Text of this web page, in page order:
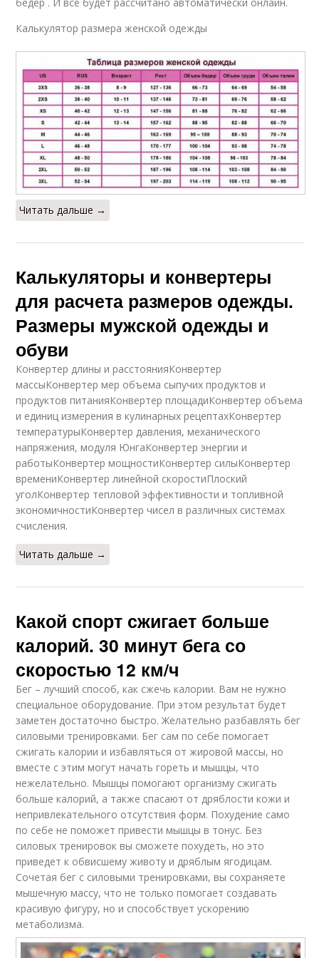
Калькулятор размера женской одежды
Читать дальше →
Калькуляторы и конвертеры
для расчета размеров одежды.
Размеры мужской одежды и
обуви
Конвертер длины и расстоянияКонвертер
массыКонвертер мер объема сыпучих продуктов и
продуктов питанияКонвертер площадиКонвертер объема
и единиц измерения в кулинарных рецептахКонвертер
температурыКонвертер давления, механического
напряжения, модуля ЮнгаКонвертер энергии и
работыКонвертер мощностиКонвертер силыКонвертер
времениКонвертер линейной скоростиПлоский
уголКонвертер тепловой эффективности и топливной
экономичностиКонвертер чисел в различных системах
счисления.
Читать дальше →
Какой спорт сжигает больше
калорий. 30 минут бега со
скоростью 12 км/ч
Бег – лучший способ, как сжечь калории. Вам не нужно
специальное оборудование. При этом результат будет
заметен достаточно быстро. Желательно разбавлять бег
силовыми тренировками. Бег сам по себе помогает
сжигать калории и избавляться от жировой массы, но
вместе с этим могут начать гореть и мышцы, что
нежелательно. Мышцы помогают организму сжигать
больше калорий, а также спасают от дряблости кожи и
непривлекательного отсутствия форм. Похудение само
по себе не поможет привести мышцы в тонус. Без
силовых тренировок вы сможете похудеть, но это
приведет к обвисшему животу и дряблым ягодицам.
Сочетая бег с силовыми тренировками, вы сохраняете
мышечную массу, что не только помогает создавать
красивую фигуру, но и способствует ускорению
метаболизма.